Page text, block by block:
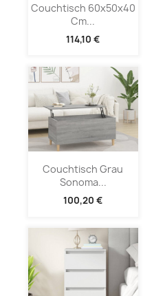
Couchtisch 60x50x40
Cm...
114,10 €
Couchtisch Grau
Sonoma...
100,20 €